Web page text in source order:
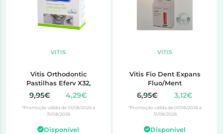
VITIS
Vitis Orthodontic
Pastilhas Eferv X32,
9,95€ 4,29€
*Promoção válida de 01/08/2026 a
31/08/2026
Disponível
VITIS
Vitis Fio Dent Expans
Fluo/Ment
6,95€ 3,12€
*Promoção válida de 01/08/2026 a
31/08/2026
Disponível